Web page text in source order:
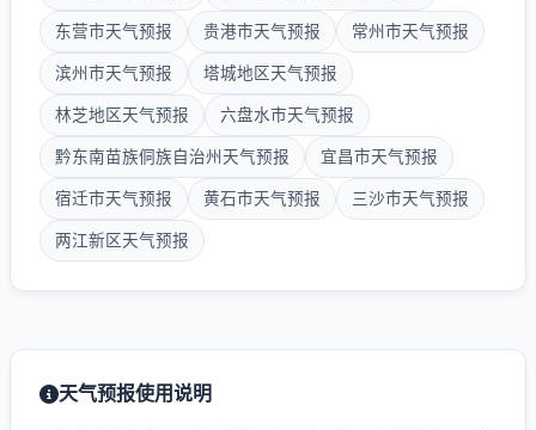
东营市天气预报 贵港市天气预报 常州市天气预报
滨州市天气预报 塔城地区天气预报
林芝地区天气预报 六盘水市天气预报
黔东南苗族侗族自治州天气预报 宜昌市天气预报
宿迁市天气预报 黄石市天气预报 三沙市天气预报
两江新区天气预报
天气预报使用说明